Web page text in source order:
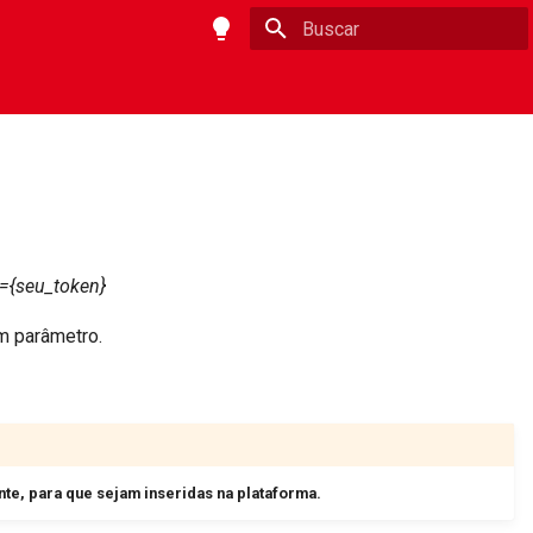
parâmetro.
para que sejam inseridas na plataforma.